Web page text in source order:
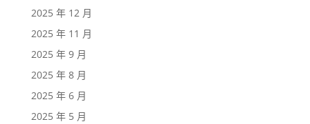
2025 年 12 月
2025 年 11 月
2025 年 9 月
2025 年 8 月
2025 年 6 月
2025 年 5 月